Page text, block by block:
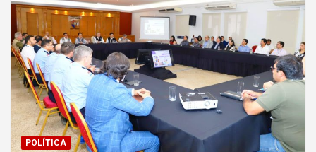
POLÍTICA